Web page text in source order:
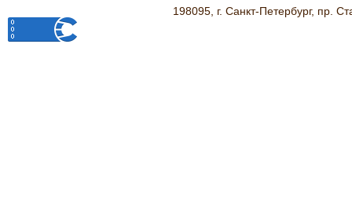
198095, г. Санкт-Петербург, пр.